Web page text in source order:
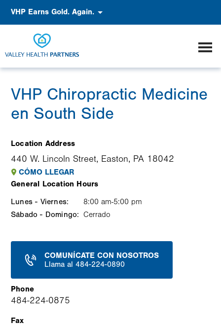
VHP Earns Gold. Again.
VHP Chiropractic Medicine
en South Side
Location Address
440 W. Lincoln Street, Easton, PA 18042
CÓMO LLEGAR
General Location Hours
Weekday
Time
slot
Comment
Lunes - Viernes:
8:00 am-5:00 pm
Sábado - Domingo: Cerrado
COMUNÍCATE CON NOSOTROS
Llama al 484-224-0890
Phone
484-224-0875
Fax